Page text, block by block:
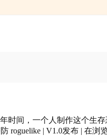
时间，一个人制作这个生存
roguelike | V1.0发布 | 在浏